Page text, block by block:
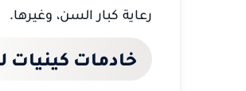
رعاية كبار السن، وغيرها.
خادمات كينيات